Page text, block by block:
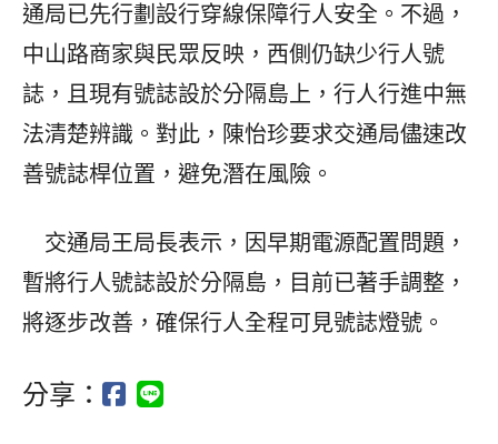
通局已先行劃設行穿線保障行人安全。不過，
中山路商家與民眾反映，西側仍缺少行人號
誌，且現有號誌設於分隔島上，行人行進中無
法清楚辨識。對此，陳怡珍要求交通局儘速改
善號誌桿位置，避免潛在風險。
交通局王局長表示，因早期電源配置問題，
暫將行人號誌設於分隔島，目前已著手調整，
將逐步改善，確保行人全程可見號誌燈號。
分享：